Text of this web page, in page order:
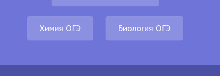
Химия ОГЭ Биология ОГЭ